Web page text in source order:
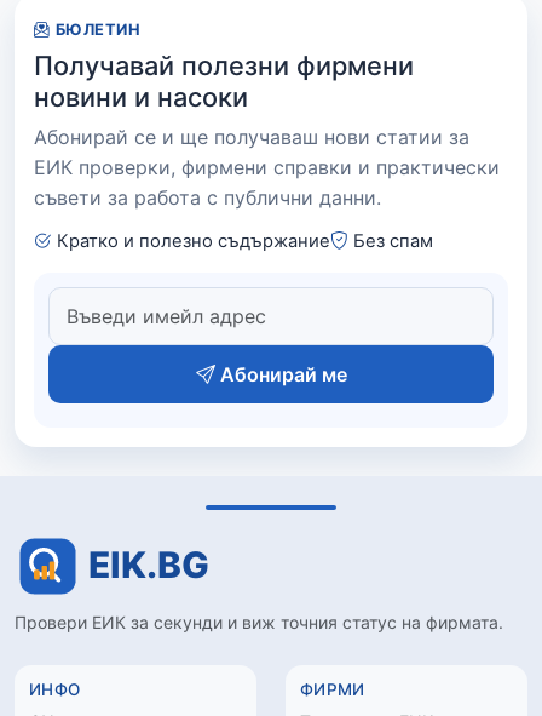
БЮЛЕТИН
Получавай полезни фирмени
новини и насоки
Абонирай се и ще получаваш нови статии за
ЕИК проверки, фирмени справки и практически
съвети за работа с публични данни.
Кратко и полезно съдържание Без спам
Абонирай ме
Провери ЕИК за секунди и виж точния статус на фирмата.
ИНФО ФИРМИ